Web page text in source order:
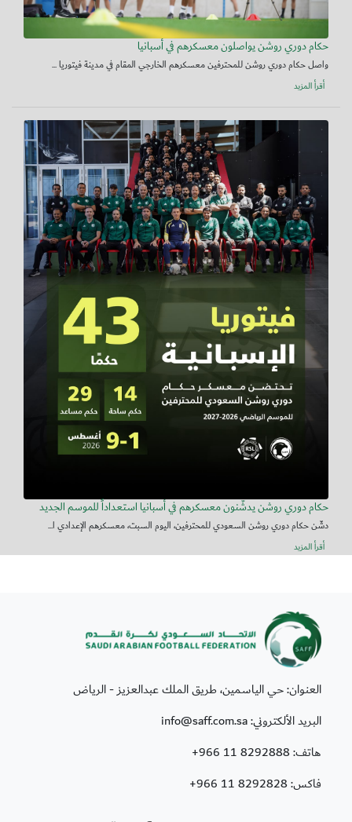
حكام دوري روشن يواصلون معسكرهم في أسبانيا
واصل حكام دوري روشن للمحترفين معسكرهم الخارجي المقام في مدينة فيتوريا ...
أقرأ المزيد
حكام دوري روشن يدشّنون معسكرهم في أسبانيا استعداداً للموسم الجديد
دشّن حكام دوري روشن السعودي للمحترفين، اليوم السبت، معسكرهم الإعدادي ا...
أقرأ المزيد
العنوان: حي الياسمين، طريق الملك عبدالعزيز - الرياض
البريد الألكتروني: info@saff.com.sa
هاتف:+966 11 8292888
فاكس:+966 11 8292828